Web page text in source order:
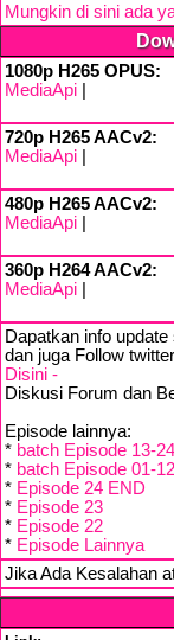
Mungkin di sini ada
1080p H265 OPUS:
MediaApi
720p H265 AACv2:
MediaApi
480p H265 AACv2:
MediaApi
360p H264 AACv2:
MediaApi
Dapatkan info
dan juga Follow
Disini -
Diskusi Forum dan
Episode lainnya:
* batch Episode 13-24
* batch Episode 01-12
* Episode 24 END
* Episode 23
* Episode 22
* Episode Lainnya
Jika Ada Kesalahan